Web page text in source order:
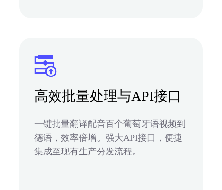
高效批量处理与API接口
一键批量翻译配音百个葡萄牙语视频到
德语，效率倍增。强大API接口，便捷
集成至现有生产分发流程。